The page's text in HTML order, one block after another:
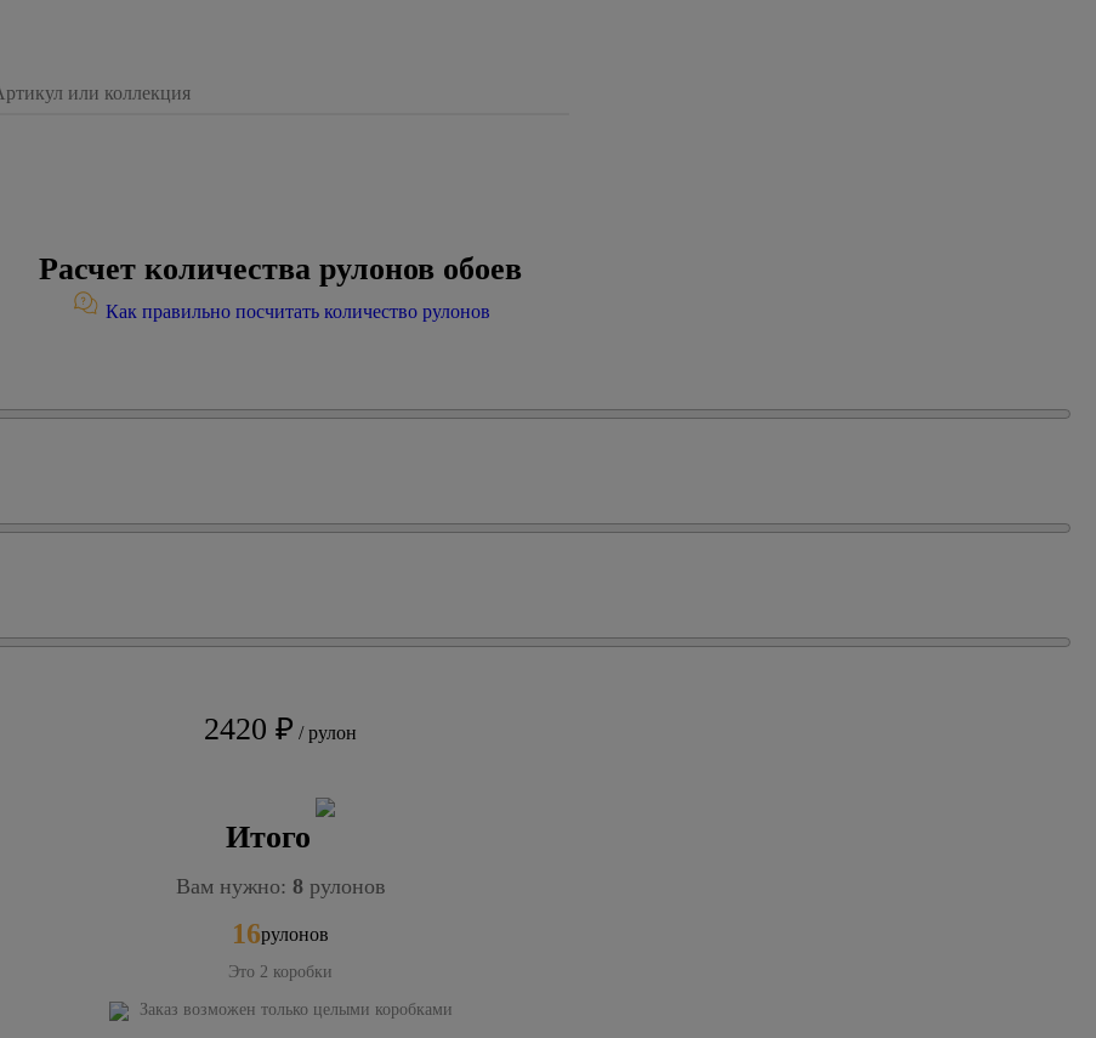
Расчет количества рулонов обоев
Как правильно посчитать количество рулонов
2420 ₽ / рулон
Итого
Вам нужно: 8рулонов
16рулонов
Это 2 коробки
Заказ возможен только целыми коробками